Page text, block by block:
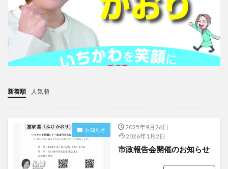
新着順 人気順
お知らせ
2025年9月26日
2026年1月2日
市政報告会開催のお知らせ